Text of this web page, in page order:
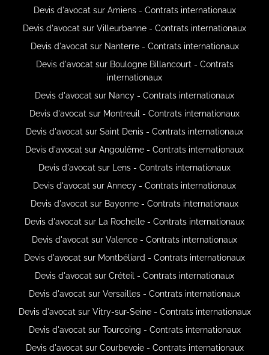
Devis d'avocat sur Amiens - Contrats internationaux
Devis d'avocat sur Villeurbanne - Contrats internationaux
Devis d'avocat sur Nanterre - Contrats internationaux
Devis d'avocat sur Boulogne Billancourt - Contrats
internationaux
Devis d'avocat sur Nancy - Contrats internationaux
Devis d'avocat sur Montreuil - Contrats internationaux
Devis d'avocat sur Saint Denis - Contrats internationaux
Devis d'avocat sur Angoulême - Contrats internationaux
Devis d'avocat sur Lens - Contrats internationaux
Devis d'avocat sur Annecy - Contrats internationaux
Devis d'avocat sur Bayonne - Contrats internationaux
Devis d'avocat sur La Rochelle - Contrats internationaux
Devis d'avocat sur Valence - Contrats internationaux
Devis d'avocat sur Montbéliard - Contrats internationaux
Devis d'avocat sur Créteil - Contrats internationaux
Devis d'avocat sur Versailles - Contrats internationaux
Devis d'avocat sur Vitry-sur-Seine - Contrats internationaux
Devis d'avocat sur Tourcoing - Contrats internationaux
Devis d'avocat sur Courbevoie - Contrats internationaux